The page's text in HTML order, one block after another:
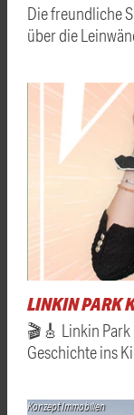
Die freundliche
über die
LINKIN PARK
🎬🎸 Linkin
Geschichte ins
Konzept Immobilien